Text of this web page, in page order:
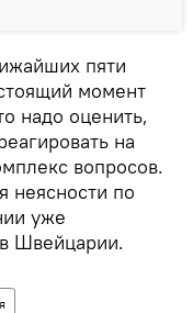
пяти
момент
надо оценить,
на
вопросов.
неясности по
уже
Швейцарии.